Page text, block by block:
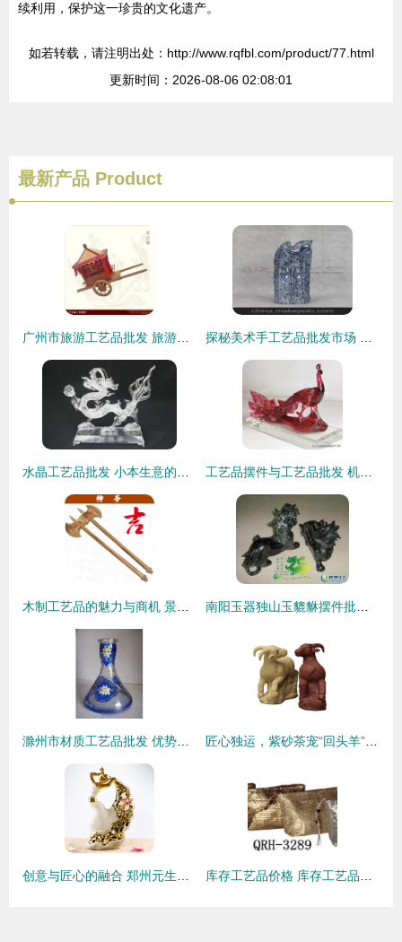
续利用，保护这一珍贵的文化遗产。
如若转载，请注明出处：http://www.rqfbl.com/product/77.html
更新时间：2026-08-06 02:08:01
最新产品 Product